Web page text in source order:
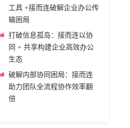
工具 +接而连破解企业办公传
输困局
打破信息孤岛：接而连以协
同 + 共享构建企业高效办公
生态
破解内部协同困局：接而连
助力团队全流程协作效率翻
倍